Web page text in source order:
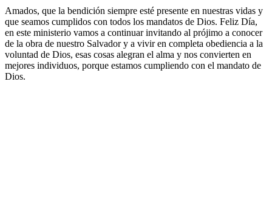
Amados, que la bendición siempre esté presente en nuestras vidas y
que seamos cumplidos con todos los mandatos de Dios. Feliz Día,
en este ministerio vamos a continuar invitando al prójimo a conocer
de la obra de nuestro Salvador y a vivir en completa obediencia a la
voluntad de Dios, esas cosas alegran el alma y nos convierten en
mejores individuos, porque estamos cumpliendo con el mandato de
Dios.